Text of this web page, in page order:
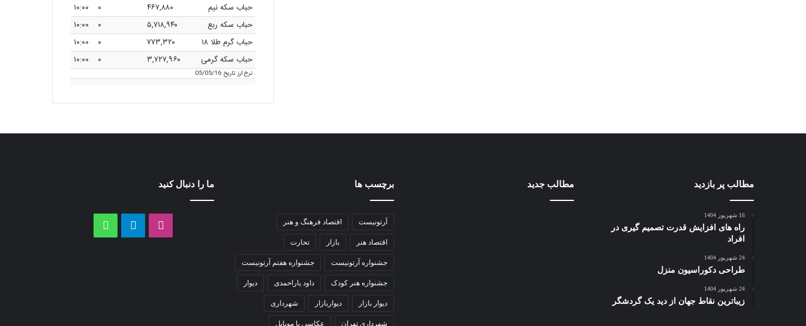
حباب سکه نیم
۴۶۷,۸۸۰ ۰
۱۰:۰۰
حباب سکه ربع
۵,۷۱۸,۹۴۰ ۰
۱۰:۰۰
حباب گرم طلا ۱۸
۷۷۳,۳۲۰ ۰
۱۰:۰۰
حباب سکه گرمی
۳,۷۲۷,۹۶۰ ۰ ۱۰:۰۰
نرخ ارزتاریخ 05/05/16
مطالب پر بازدید
16 شهریور 1404
راه های افزایش قدرت تصمیم گیری در
افراد
24 شهریور 1404
طراحی دکوراسیون منزل
24 شهریور 1404
زیباترین نقاط جهان از دید یک گردشگر
مطالب جدید برچسب ها
آرتونیست اقتصاد فرهنگ و هنر
اقتصاد هنر بازار تحارت
جشنواره آرتونیست جشنواره هفتم آرتونیست
جشنواره هنر کودک داود یاراحمدی دیوار
دیوار بازار دیواربازار شهرداری
شهرداری تهران عکاسی با موبایل
ما را دنبال کنید
اینستاگرامتلگرام